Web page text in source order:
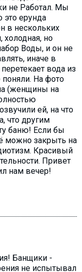
не Работал. Мы
это ерунда
в нескольких
холодная, но
Воды, и он не
иначе в
вода из
поняли. На фото
(женщины на
ей, на что
что другим
баню! Если бы
можно закрыть на
Красивый
Привет
нам вечер!
Банщики -
не испытывал